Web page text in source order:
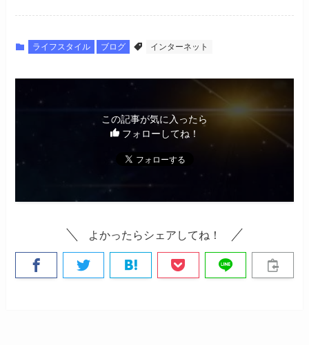
ライフスタイル ブログ インターネット
この記事が気に入ったら
フォローしてね！
よかったらシェアしてね！